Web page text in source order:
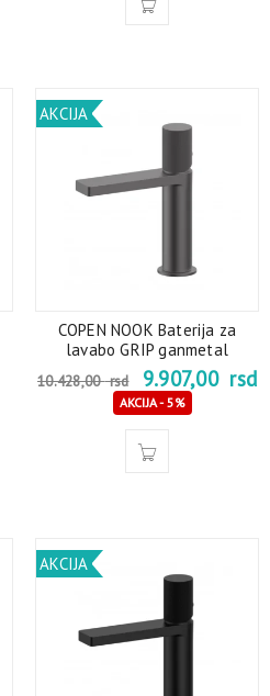
AKCIJA
COPEN NOOK Baterija za
lavabo GRIP ganmetal
10.428,00rsd 9.907,00 rsd
AKCIJA - 5%
AKCIJA